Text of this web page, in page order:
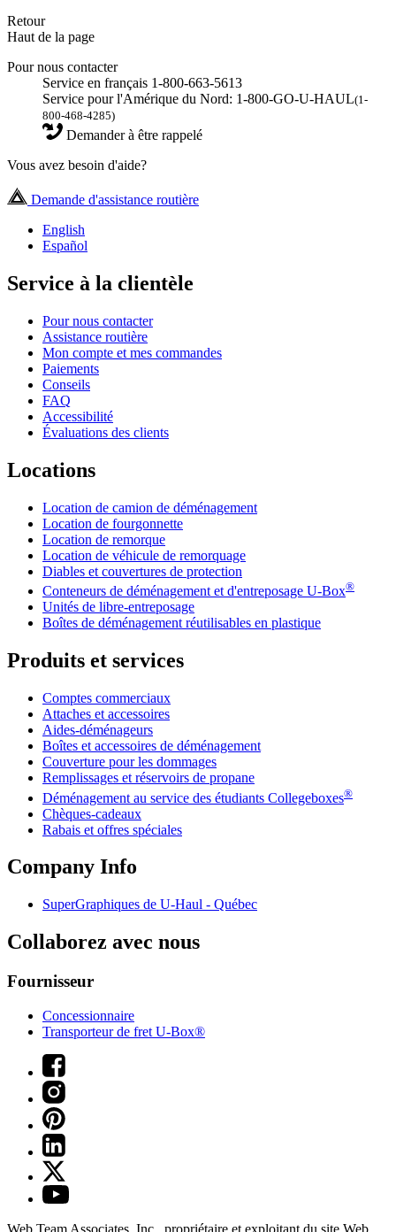
Retour
Haut de la page
Pour nous contacter
Service en français 1-800-663-5613
Service pour l'Amérique du Nord: 1-800-GO-U-HAUL(1-
800-468-4285)
Demander à être rappelé
Vous avez besoin d'aide?
Demande d'assistance routière
English
Español
Service à la clientèle
Pour nous contacter
Assistance routière
Mon compte et mes commandes
Paiements
Conseils
FAQ
Accessibilité
Évaluations des clients
Locations
Location de camion de déménagement
Location de fourgonnette
Location de remorque
Location de véhicule de remorquage
Diables et couvertures de protection
Conteneurs de déménagement et d'entreposage U-Box®
Unités de libre-entreposage
Boîtes de déménagement réutilisables en plastique
Produits et services
Comptes commerciaux
Attaches et accessoires
Aides-déménageurs
Boîtes et accessoires de déménagement
Couverture pour les dommages
Remplissages et réservoirs de propane
Déménagement au service des étudiants Collegeboxes®
Chèques-cadeaux
Rabais et offres spéciales
Company Info
SuperGraphiques de U-Haul - Québec
Collaborez avec nous
Fournisseur
Concessionnaire
Transporteur de fret U-Box®
Web Team Associates, Inc., propriétaire et exploitant du site Web.